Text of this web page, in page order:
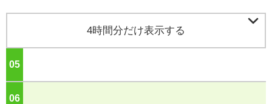
4時間分だけ表示する 
05
06